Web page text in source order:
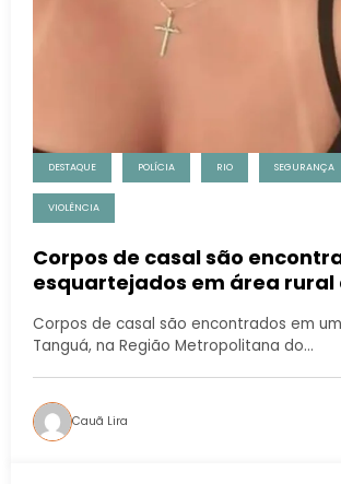
DESTAQUE POLÍCIA RIO SEGURANÇA
VIOLÊNCIA
Corpos de casal são
esquartejados em área rural
Corpos de casal são encontrados em
Tanguá, na Região Metropolitana do…
Cauã Lira